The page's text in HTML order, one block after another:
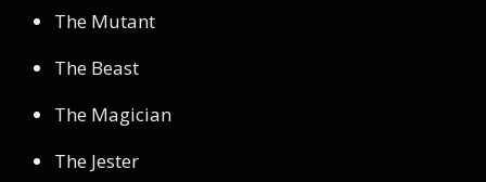
The Mutant
The Beast
The Magician
The Jester